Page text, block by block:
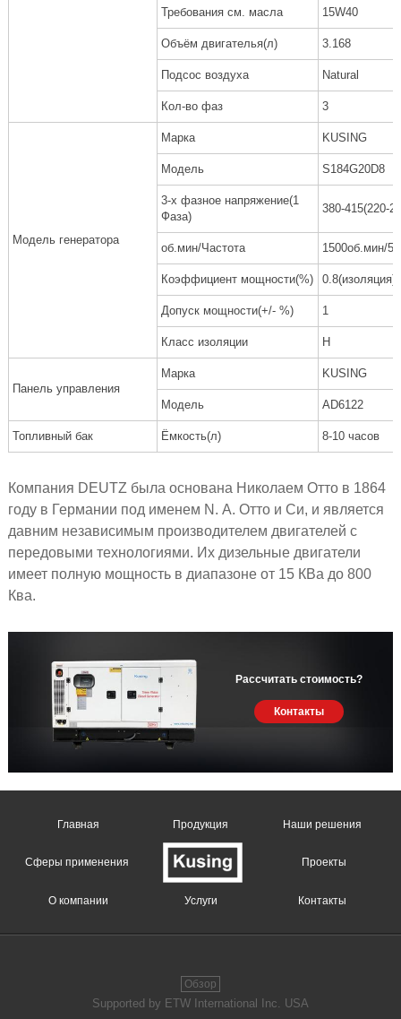
Требования см. масла 15W40
Объём двигателья(л) 3.168
Подсос воздуха Natural
Кол-во фаз 3
Модель генератора
Марка KUSING
Модель S184G20D8
3-х фазное напряжение(1
Фаза)
380-415(220-
об.мин/Частота 1500об.мин/
Коэффициент мощности(%) 0.8(изоляция)
Допуск мощности(+/- %) 1
Класс изоляции H
Панель управления
Марка KUSING
Модель AD6122
Топливный бак Ёмкость(л) 8-10 часов
Компания DEUTZ была основана Николаем Отто в 1864
году в Германии под именем N. А. Отто и Си, и является
давним независимым производителем двигателей с
передовыми технологиями. Их дизельные двигатели
имеет полную мощность в диапазоне от 15 КВа до 800
Ква.
Рассчитать стоимость?
Контакты
Главная Продукция Наши решения
Сферы применения Проекты
О компании Услуги Контакты
Обзор
Supported by ETW International Inc. USA